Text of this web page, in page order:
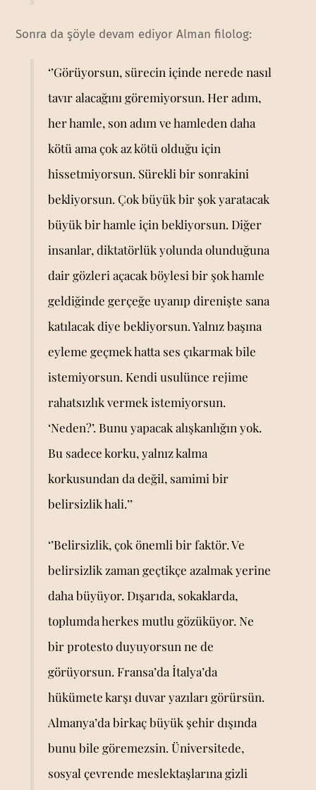
Sonra da şöyle devam ediyor Alman filolog:
‘’Görüyorsun, sürecin içinde nerede nasıl
tavır alacağını göremiyorsun. Her adım,
her hamle, son adım ve hamleden daha
kötü ama çok az kötü olduğu için
hissetmiyorsun. Sürekli bir sonrakini
bekliyorsun. Çok büyük bir şok yaratacak
büyük bir hamle için bekliyorsun. Diğer
insanlar, diktatörlük yolunda olunduğuna
dair gözleri açacak böylesi bir şok hamle
geldiğinde gerçeğe uyanıp direnişte sana
katılacak diye bekliyorsun. Yalnız başına
eyleme geçmek hatta ses çıkarmak bile
istemiyorsun. Kendi usulünce rejime
rahatsızlık vermek istemiyorsun.
‘Neden?’. Bunu yapacak alışkanlığın yok.
Bu sadece korku, yalnız kalma
korkusundan da değil, samimi bir
belirsizlik hali.’’
‘’Belirsizlik, çok önemli bir faktör. Ve
belirsizlik zaman geçtikçe azalmak yerine
daha büyüyor. Dışarıda, sokaklarda,
toplumda herkes mutlu gözüküyor. Ne
bir protesto duyuyorsun ne de
görüyorsun. Fransa’da İtalya’da
hükümete karşı duvar yazıları görürsün.
Almanya’da birkaç büyük şehir dışında
bunu bile göremezsin. Üniversitede,
sosyal çevrende meslektaşlarına gizli